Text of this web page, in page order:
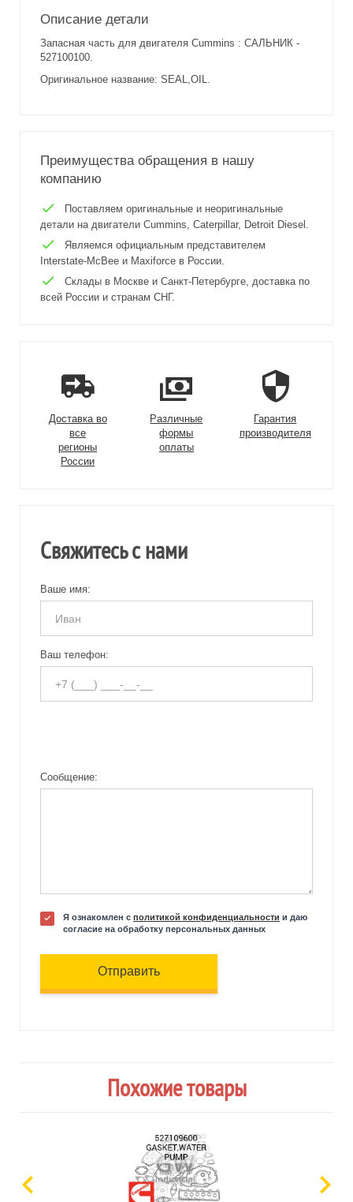
Описание детали
Запасная часть для двигателя Cummins : САЛЬНИК -
527100100.
Оригинальное название: SEAL,OIL.
Преимущества обращения в нашу
компанию
Поставляем оригинальные и неоригинальные
детали на двигатели Cummins, Caterpillar, Detroit Diesel.
Являемся официальным представителем
Interstate-McBee и Maxiforce в России.
Склады в Москве и Санкт-Петербурге, доставка по
всей России и странам СНГ.
Доставка во
все
регионы
России
Различные
формы
оплаты
Гарантия
производителя
Свяжитесь с нами
Ваше имя:
Ваш телефон:
Сообщение:
Я ознакомлен с политикой конфиденциальности и даю
согласие на обработку персональных данных
Отправить
Похожие товары